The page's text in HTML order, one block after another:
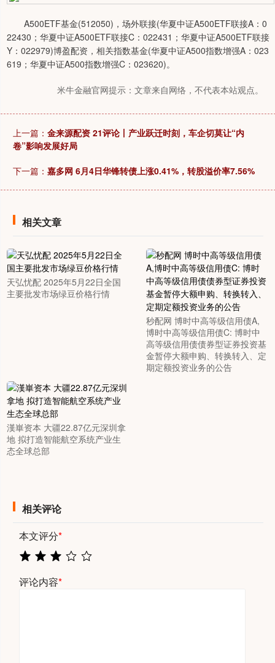
A500ETF基金(512050)，场外联接(华夏中证A500ETF联接A：0
22430；华夏中证A500ETF联接C：022431；华夏中证A500ETF联接
Y：022979)博盈配资，相关指数基金(华夏中证A500指数增强A：023
619；华夏中证A500指数增强C：023620)。
米牛金融官网提示：文章来自网络，不代表本站观点。
上一篇： 金来源配资 21评论丨产业跃迁时刻，车企切莫让“内
卷”影响发展好局
下一篇： 嘉多网 6月4日华锋转债上涨0.41%，转股溢价率7.56%
相关文章
天弘忧配 2025年5月22日全国
主要批发市场绿豆价格行情
秒配网 博时中高等级信用债A,
博时中高等级信用债C: 博时中
高等级信用债债券型证券投资基
金暂停大额申购、转换转入、定
期定额投资业务的公告
漢崋资本 大疆22.87亿元深圳拿
地 拟打造智能航空系统产业生
态全球总部
相关评论
本文评分*
评论内容*